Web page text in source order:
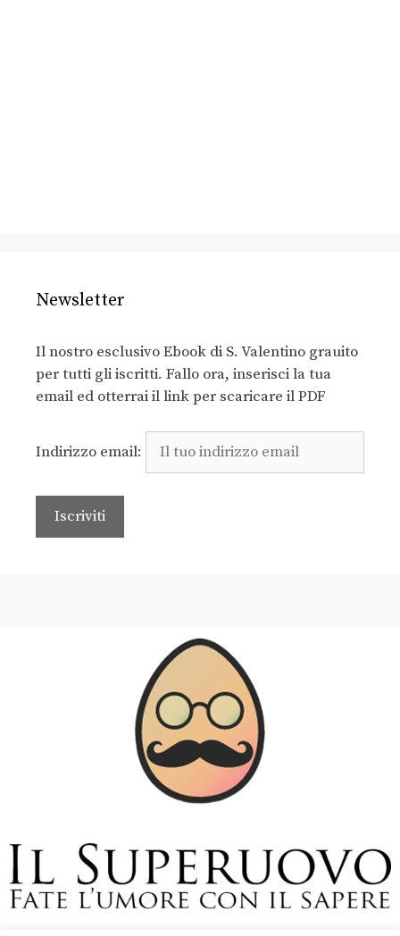
Newsletter
Il nostro esclusivo Ebook di S. Valentino grauito
per tutti gli iscritti. Fallo ora, inserisci la tua
email ed otterrai il link per scaricare il PDF
Indirizzo email: